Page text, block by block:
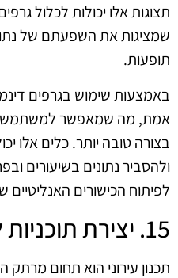
תצוגות אלו יכולות לכלול
שמציגות את השפעתם של
תופעות.
באמצעות שימוש בגרפים
אמת, מה שמאפשר
בצורה טובה יותר. כלים אלו
ולהסביר נתונים בשיעורים
לפיתוח הכישורים
15. יצירת תוכניות לתכנון עירוני
תכנון עירוני הוא תחום מרתק